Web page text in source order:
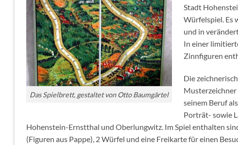
Das Spielbrett, gestaltet von Otto Baumgärtel
Stadt
Würfelspiel. Es
und in
In einer
Zinnfiguren
Die
seinem Beruf
Porträt- sowie
Hohenstein-Ernstthal und Oberlungwitz. Im Spiel enthalten
(Figuren aus Pappe), 2 Würfel und eine Freikarte für einen